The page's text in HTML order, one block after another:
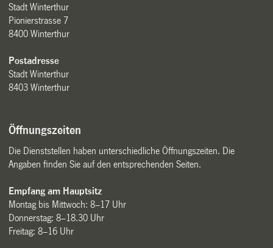
Stadt Winterthur
Pionierstrasse 7
8400 Winterthur
Postadresse
Stadt Winterthur
8403 Winterthur
Öffnungszeiten
Die Dienststellen haben unterschiedliche Öffnungszeiten. Die
Angaben finden Sie auf den entsprechenden Seiten.
Empfang am Hauptsitz
Montag bis Mittwoch: 8–17 Uhr
Donnerstag: 8–18.30 Uhr
Freitag: 8–16 Uhr